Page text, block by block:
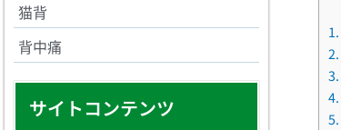
猫背
背中痛
サイトコンテンツ
1.
2.
3.
4.
5.